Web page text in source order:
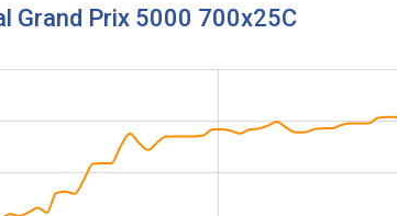
Grand Prix 5000 700x25C